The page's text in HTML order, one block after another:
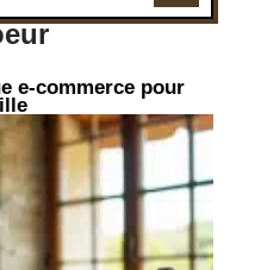
e-commerce pour